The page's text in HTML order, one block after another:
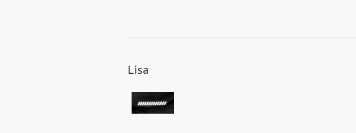
Lisa